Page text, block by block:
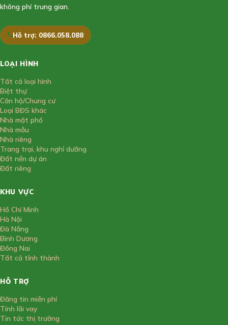
không phí trung gian.
Hỗ trợ: 0866.058.088
LOẠI HÌNH
Tất cả loại hình
Biệt thự
Căn hộ/Chung cư
Loại BĐS khác
Nhà mặt phố
Nhà mẫu
Nhà riêng
Trang trại, khu nghỉ dưỡng
Đất nền dự án
Đất riêng
KHU VỰC
Hồ Chí Minh
Hà Nội
Đà Nẵng
Bình Dương
Đồng Nai
Tất cả tỉnh thành
HỖ TRỢ
Đăng tin miễn phí
Tính lãi vay
Tin tức thị trường